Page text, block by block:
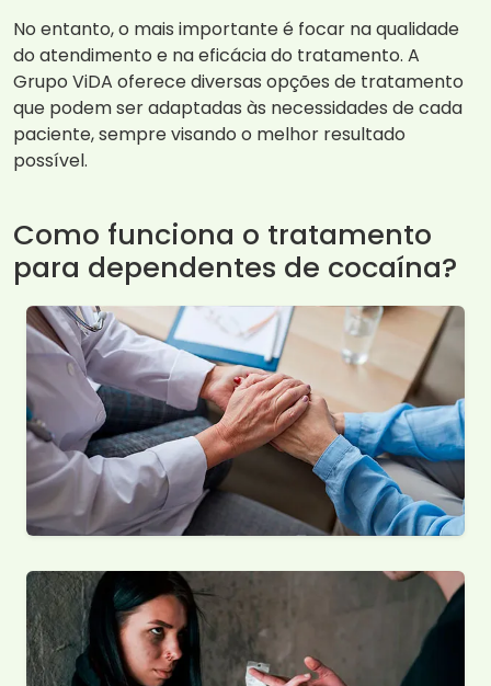
No entanto, o mais importante é focar na qualidade
do atendimento e na eficácia do tratamento. A
Grupo ViDA oferece diversas opções de tratamento
que podem ser adaptadas às necessidades de cada
paciente, sempre visando o melhor resultado
possível.
Como funciona o tratamento
para dependentes de cocaína?